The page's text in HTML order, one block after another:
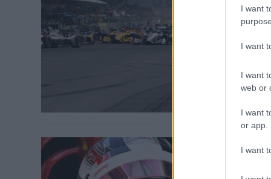
I want
I want
I want
web or
I want
or app.
I want
eluralkodott
lehetősége
[&hellip;]
FORMA-1 /